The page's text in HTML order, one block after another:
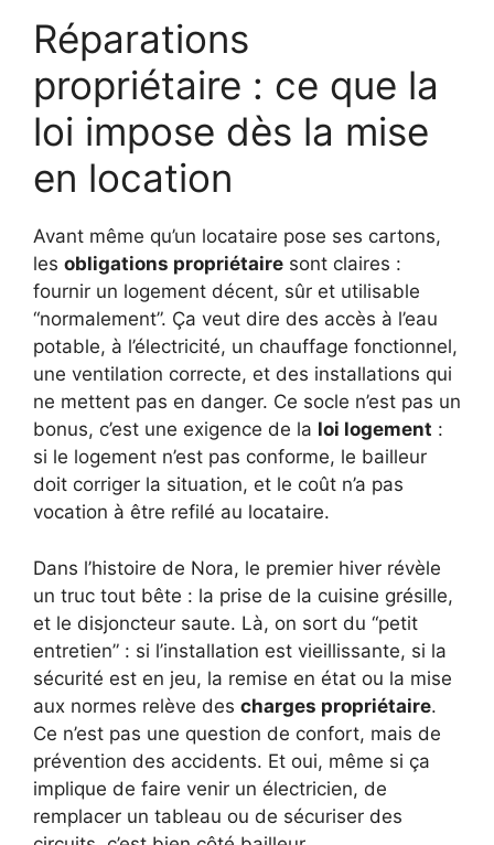
Réparations
propriétaire : ce que la
loi impose dès la mise
en location
Avant même qu’un locataire pose ses cartons,
les obligations propriétaire sont claires :
fournir un logement décent, sûr et utilisable
“normalement”. Ça veut dire des accès à l’eau
potable, à l’électricité, un chauffage fonctionnel,
une ventilation correcte, et des installations qui
ne mettent pas en danger. Ce socle n’est pas un
bonus, c’est une exigence de la loi logement :
si le logement n’est pas conforme, le bailleur
doit corriger la situation, et le coût n’a pas
vocation à être refilé au locataire.
Dans l’histoire de Nora, le premier hiver révèle
un truc tout bête : la prise de la cuisine grésille,
et le disjoncteur saute. Là, on sort du “petit
entretien” : si l’installation est vieillissante, si la
sécurité est en jeu, la remise en état ou la mise
aux normes relève des charges propriétaire.
Ce n’est pas une question de confort, mais de
prévention des accidents. Et oui, même si ça
implique de faire venir un électricien, de
remplacer un tableau ou de sécuriser des